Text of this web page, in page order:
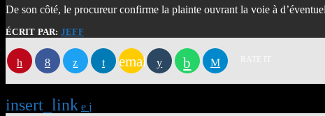
De son côté, le procureur confirme la plainte ouvrant la voie à
ÉCRIT PAR: JEFF
email RATE IT
insert_link